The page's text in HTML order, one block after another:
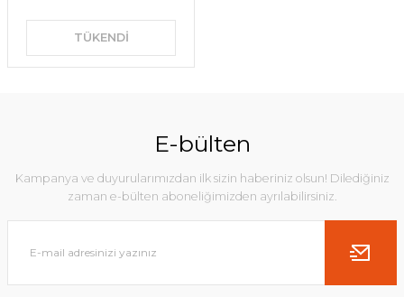
TÜKENDİ
E-bülten
Kampanya ve duyurularımızdan ilk sizin haberiniz olsun! Dilediğiniz
zaman e-bülten aboneliğimizden ayrılabilirsiniz.